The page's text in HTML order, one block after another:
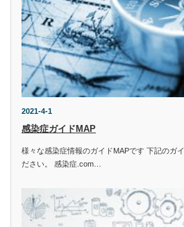
2021-4-1
感染症ガイドMAP
様々な感染症情報のガイドMAPです 下記のガ
ださい。 感染症.com…